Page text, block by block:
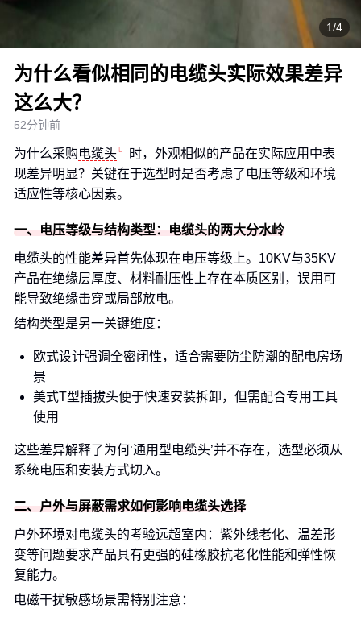
1/4
为什么看似相同的电缆头实际效果差异
这么大？
52分钟前
为什么采购电缆头
时，外观相似的产品在实际应用中表
现差异明显？关键在于选型时是否考虑了电压等级和环境
适应性等核心因素。
一、电压等级与结构类型：电缆头的两大分水岭
电缆头的性能差异首先体现在电压等级上。10KV与35KV
产品在绝缘层厚度、材料耐压性上存在本质区别，误用可
能导致绝缘击穿或局部放电。
结构类型是另一关键维度：
欧式设计强调全密闭性，适合需要防尘防潮的配电房场
景
美式T型插拔头便于快速安装拆卸，但需配合专用工具
使用
这些差异解释了为何‘通用型电缆头’并不存在，选型必须从
系统电压和安装方式切入。
二、户外与屏蔽需求如何影响电缆头选择
户外环境对电缆头的考验远超室内：紫外线老化、温差形
变等问题要求产品具有更强的硅橡胶抗老化性能和弹性恢
复能力。
电磁干扰敏感场景需特别注意：